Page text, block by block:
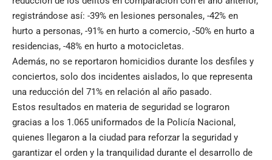
registrándose así: -39% en lesiones personales, -42% en
hurto a personas, -91% en hurto a comercio, -50% en hurto a
residencias, -48% en hurto a motocicletas.
Además, no se reportaron homicidios durante los desfiles y
conciertos, solo dos incidentes aislados, lo que representa
una reducción del 71% en relación al año pasado.
Estos resultados en materia de seguridad se lograron
gracias a los 1.065 uniformados de la Policía Nacional,
quienes llegaron a la ciudad para reforzar la seguridad y
garantizar el orden y la tranquilidad durante el desarrollo de